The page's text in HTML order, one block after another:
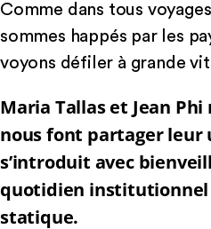
Comme dans tous
sommes happés par les
voyons défiler à grande
Maria Tallas et Jean
nous font partager leur
s’introduit avec
quotidien
statique.